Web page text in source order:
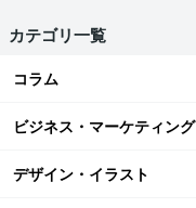
カテゴリ一覧
コラム
ビジネス・マーケティング
デザイン・イラスト